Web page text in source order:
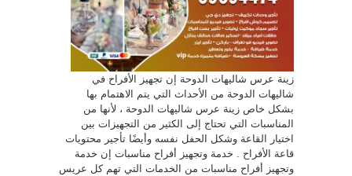
زينة عرس شاليهات الدوحة إن تجهيز الأفراح في
شاليهات الدوحة من الأحداث التي يتم الاهتمام بها
بشكل خاص زينة عرس شاليهات الدوحة ، لأنها من
المناسبات التي تحتاج إلى الكثير من التجهيزات بين
اختيار القاعة وشكل الحفل نفسه وأيضًا تأجير محتويات
قاعة الأفراح . خدمة وتجهيز أفراح مناسبات إن خدمة
وتجهيز أفراح مناسبات من الخدمات التي تهم كل عريس